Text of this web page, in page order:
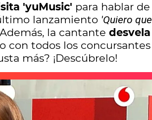
'yuMusic' para hablar de
lanzamiento 'Quiero que
la cantante desvela
con todos los concursantes
más? ¡Descúbrelo!